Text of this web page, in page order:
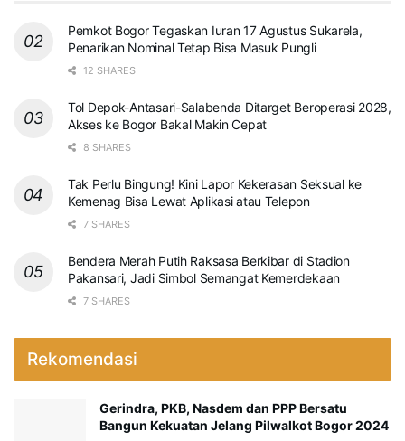
Pemkot Bogor Tegaskan Iuran 17 Agustus Sukarela,
Penarikan Nominal Tetap Bisa Masuk Pungli
12 SHARES
Tol Depok-Antasari-Salabenda Ditarget Beroperasi 2028,
Akses ke Bogor Bakal Makin Cepat
8 SHARES
Tak Perlu Bingung! Kini Lapor Kekerasan Seksual ke
Kemenag Bisa Lewat Aplikasi atau Telepon
7 SHARES
Bendera Merah Putih Raksasa Berkibar di Stadion
Pakansari, Jadi Simbol Semangat Kemerdekaan
7 SHARES
Rekomendasi
Gerindra, PKB, Nasdem dan PPP Bersatu
Bangun Kekuatan Jelang Pilwalkot Bogor 2024